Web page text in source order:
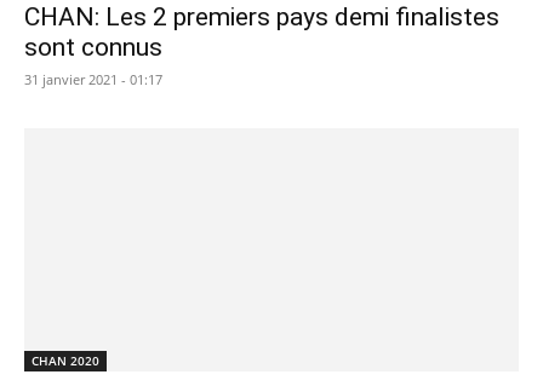
CHAN: Les 2 premiers pays demi finalistes
sont connus
31 janvier 2021 - 01:17
CHAN 2020